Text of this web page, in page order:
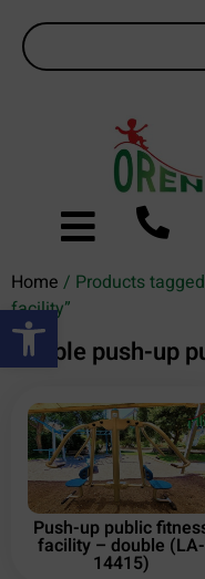
Open toolbar
Home / Products
facility”
Double push-up
Push-up public
facility – double (LA-
14415)